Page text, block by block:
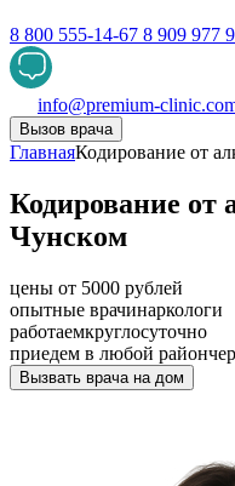
8 800 555-14-67 8 909 977
info@premium-
Вызов врача
ГлавнаяКодирование от
Кодирование от
Чунском
цены от 5000 рублей
опытные врачинаркологи
работаемкруглосуточно
приедем в любой район
Вызвать врача на дом